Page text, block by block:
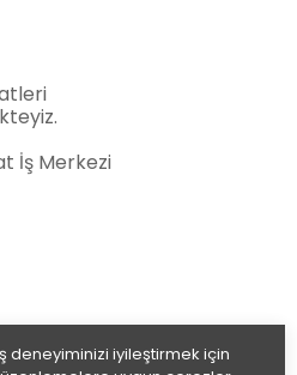
deneyiminizi iyileştirmek için
İş Merkezi